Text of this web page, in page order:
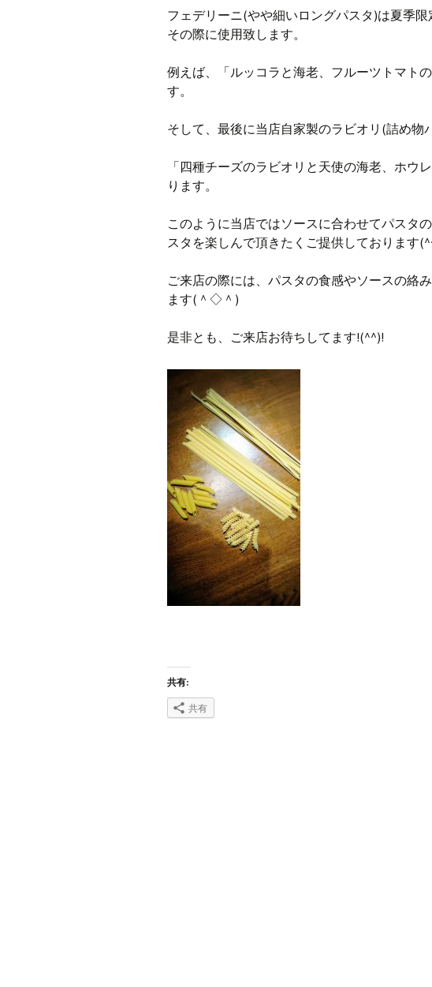
フェデリーニ(やや細いロングパスタ)は夏季限
その際に使用致します。
例えば、「ルッコラと海老、フルーツトマト
す。
そして、最後に当店自家製のラビオリ(詰め物
「四種チーズのラビオリと天使の海老、ホウ
ります。
このように当店ではソースに合わせてパスタ
スタを楽しんで頂きたくご提供しております
ご来店の際には、パスタの食感やソースの絡
ます(＾◇＾)
是非とも、ご来店お待ちしてます!(^^)!
共有:
共有